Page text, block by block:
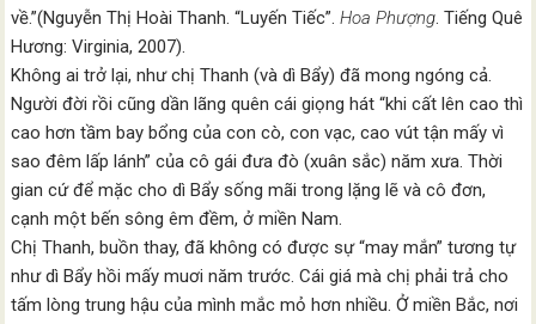
về.”(Nguyễn Thị Hoài Thanh. “Luyến Tiếc”.Hoa Phượng. Tiếng Quê
Hương: Virginia, 2007).
Không ai trở lại, như chị Thanh (và dì Bẩy) đã mong ngóng cả.
Người đời rồi cũng dần lãng quên cái giọng hát “khi cất lên cao thì
cao hơn tầm bay bổng của con cò, con vạc, cao vút tận mấy vì
sao đêm lấp lánh” của cô gái đưa đò (xuân sắc) năm xưa. Thời
gian cứ để mặc cho dì Bẩy sống mãi trong lặng lẽ và cô đơn,
cạnh một bến sông êm đềm, ở miền Nam.
Chị Thanh, buồn thay, đã không có được sự “may mắn” tương tự
như dì Bẩy hồi mấy muơi năm trước. Cái giá mà chị phải trả cho
tấm lòng trung hậu của mình mắc mỏ hơn nhiều. Ở miền Bắc, nơi